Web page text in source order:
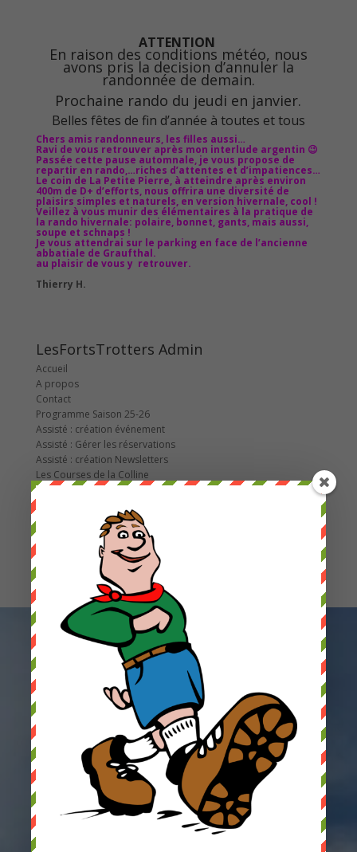
ATTENTION
En raison des conditions météo, nous
avons pris la decision d’annuler la
randonnée de demain.
Prochaine rando du jeudi en janvier.
Belles fêtes de fin d’année à toutes et tous
Chers amis randonneurs, les filles aussi…
Ravi de vous retrouver après mon interlude argentin 😉
Passée cette pause automnale, je vous propose de
repartir en rando,…riches d’attentes et d’impatiences…
Le coin de La Petite Pierre, à atteindre après environ
400m de D+ d’efforts, nous offrira une diversité de
plaisirs simples et naturels, en version hivernale, cool !
Veillez à vous munir des élémentaires à la pratique de
la rando hivernale: polaire, bonnet, gants, mais aussi,
soupe et schnaps !
Je vous attendrai sur le parking en face de l’ancienne
abbatiale de Graufthal.
au plaisir de vous y retrouver.
Thierry H.
LesFortsTrotters Admin
Accueil
A propos
Contact
Programme Saison 25-26
Assisté : création événement
Assisté : Gérer les réservations
Assisté : création Newsletters
Les Courses de la Colline
2022
Laissez-nous
un message